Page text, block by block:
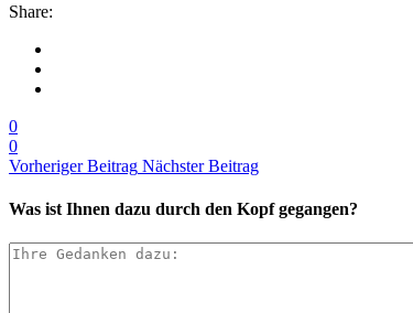
Share:
0
0
Vorheriger Beitrag Nächster Beitrag
Was ist Ihnen dazu durch den Kopf gegangen?